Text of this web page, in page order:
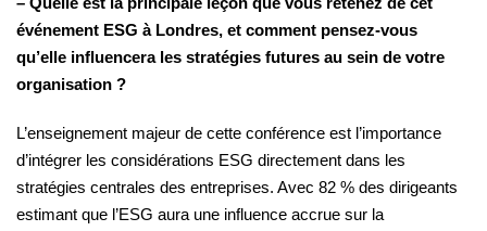
événement ESG à Londres, et comment pensez-vous
qu’elle influencera les stratégies futures au sein de votre
organisation ?
L’enseignement majeur de cette conférence est l’importance
d’intégrer les considérations ESG directement dans les
stratégies centrales des entreprises. Avec 82 % des dirigeants
estimant que l’ESG aura une influence accrue sur la